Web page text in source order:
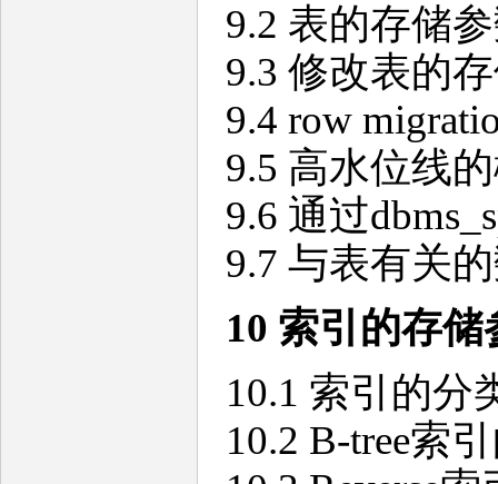
9.2 表的存储
9.3 修改表的
9.4 row
9.5 高水位线
9.6 通过
9.7 与表有关
10 索引的存储
10.1 索引的分
10.2 B-tree索